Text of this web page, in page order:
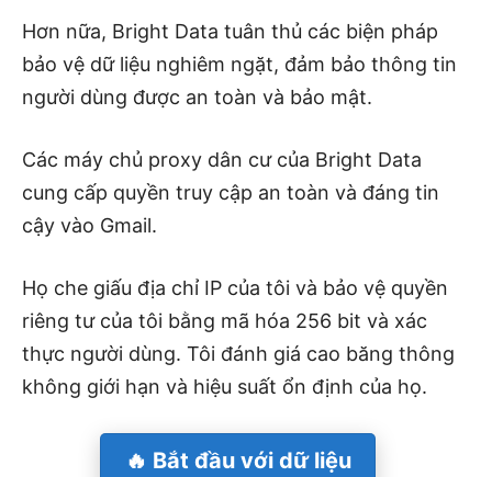
Hơn nữa, Bright Data tuân thủ các biện pháp
bảo vệ dữ liệu nghiêm ngặt, đảm bảo thông tin
người dùng được an toàn và bảo mật.
Các máy chủ proxy dân cư của Bright Data
cung cấp quyền truy cập an toàn và đáng tin
cậy vào Gmail.
Họ che giấu địa chỉ IP của tôi và bảo vệ quyền
riêng tư của tôi bằng mã hóa 256 bit và xác
thực người dùng. Tôi đánh giá cao băng thông
không giới hạn và hiệu suất ổn định của họ.
🔥 Bắt đầu với dữ liệu